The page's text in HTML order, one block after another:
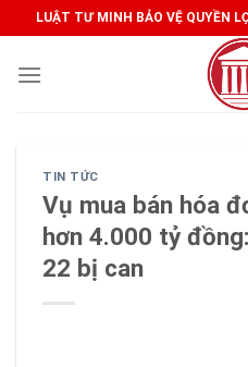
to
content
LUẬT TƯ MINH BẢO VỆ QUYỀN
TIN TỨC
Vụ mua bán hóa
hơn 4.000 tỷ
22 bị can